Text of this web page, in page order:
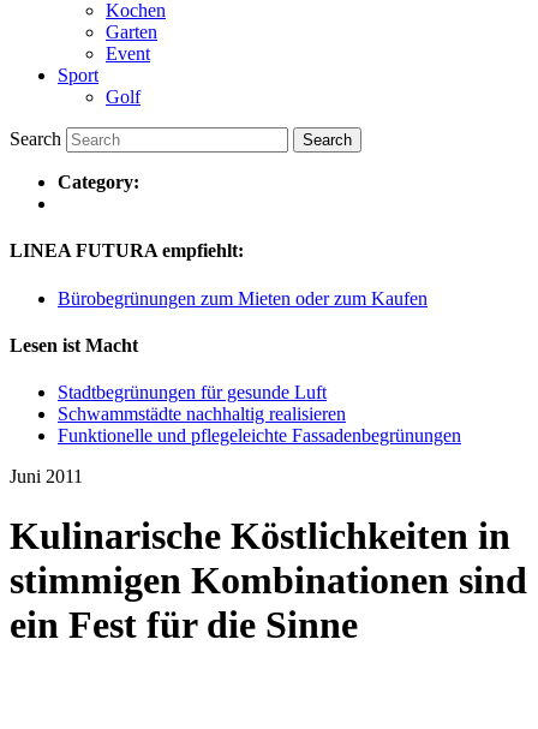
Kochen
Garten
Event
Sport
Golf
Search
Category:
LINEA FUTURA empfiehlt:
Bürobegrünungen zum Mieten oder zum Kaufen
Lesen ist Macht
Stadtbegrünungen für gesunde Luft
Schwammstädte nachhaltig realisieren
Funktionelle und pflegeleichte Fassadenbegrünungen
Juni 2011
Kulinarische Köstlichkeiten in
stimmigen Kombinationen sind
ein Fest für die Sinne